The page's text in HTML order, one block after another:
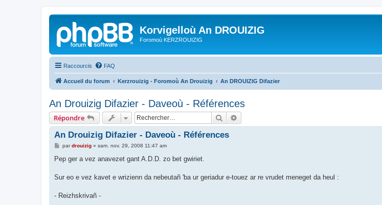
Korvigelloù An DROUIZIG
Foromoù KERZROUIZIG
Raccourcis FAQ
Accueil du forum Kerzrouizig - Foromoù An Drouizig An DROUIZIG Difazier
An Drouizig Difazier - Daveoù - Références
Répondre Rechercher
An Drouizig Difazier - Daveoù - Références
M
s
s
g
pardrouizig» sam. nov. 29, 2008 11:47 am
Pep ger a vez anavezet gant A.D.D. zo bet gwiriet.
Sur eo e vez kavet e wrizienn da nebeutañ 'ba ur geriadur e-touez ar re vrudet meneget da heul :
- Reizhskrivañ -